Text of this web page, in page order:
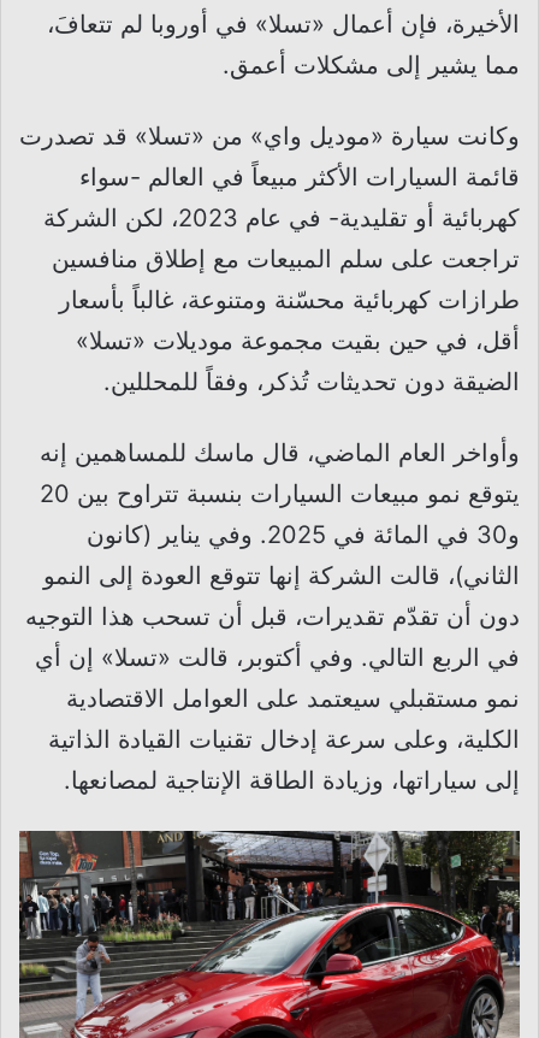
الأخيرة، فإن أعمال «تسلا» في أوروبا لم تتعافَ،
مما يشير إلى مشكلات أعمق.
وكانت سيارة «موديل واي» من «تسلا» قد تصدرت
قائمة السيارات الأكثر مبيعاً في العالم -سواء
كهربائية أو تقليدية- في عام 2023، لكن الشركة
تراجعت على سلم المبيعات مع إطلاق منافسين
طرازات كهربائية محسّنة ومتنوعة، غالباً بأسعار
أقل، في حين بقيت مجموعة موديلات «تسلا»
الضيقة دون تحديثات تُذكر، وفقاً للمحللين.
وأواخر العام الماضي، قال ماسك للمساهمين إنه
يتوقع نمو مبيعات السيارات بنسبة تتراوح بين 20
و30 في المائة في 2025. وفي يناير (كانون
الثاني)، قالت الشركة إنها تتوقع العودة إلى النمو
دون أن تقدّم تقديرات، قبل أن تسحب هذا التوجيه
في الربع التالي. وفي أكتوبر، قالت «تسلا» إن أي
نمو مستقبلي سيعتمد على العوامل الاقتصادية
الكلية، وعلى سرعة إدخال تقنيات القيادة الذاتية
إلى سياراتها، وزيادة الطاقة الإنتاجية لمصانعها.